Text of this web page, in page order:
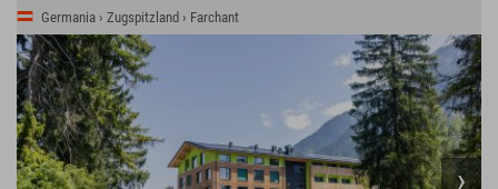
Germania › Zugspitzland › Farchant